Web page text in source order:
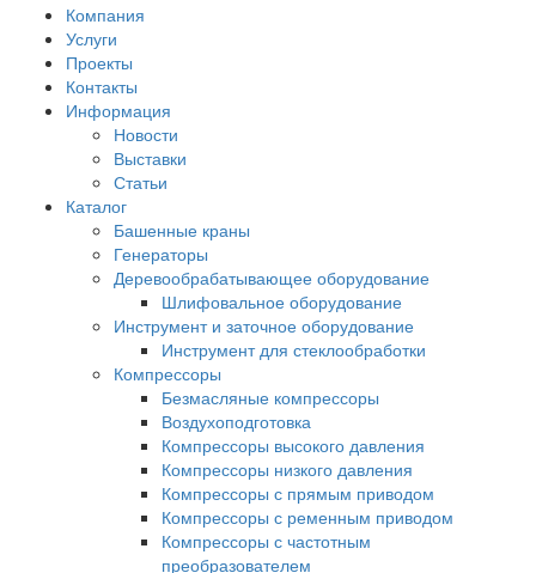
Компания
Услуги
Проекты
Контакты
Информация
Новости
Выставки
Статьи
Каталог
Башенные краны
Генераторы
Деревообрабатывающее оборудование
Шлифовальное оборудование
Инструмент и заточное оборудование
Инструмент для стеклообработки
Компрессоры
Безмасляные компрессоры
Воздухоподготовка
Компрессоры высокого давления
Компрессоры низкого давления
Компрессоры с прямым приводом
Компрессоры с ременным приводом
Компрессоры с частотным
преобразователем